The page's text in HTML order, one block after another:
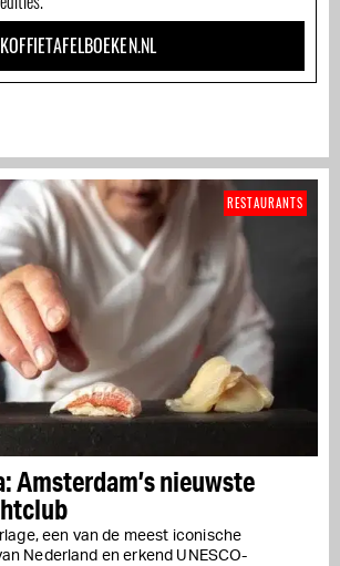
Amsterdam’s nieuwste
een van de meest iconische
Nederland en erkend UNESCO-
RESTAURANTS